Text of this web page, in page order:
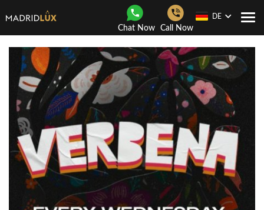
Chat Now Call Now
DE